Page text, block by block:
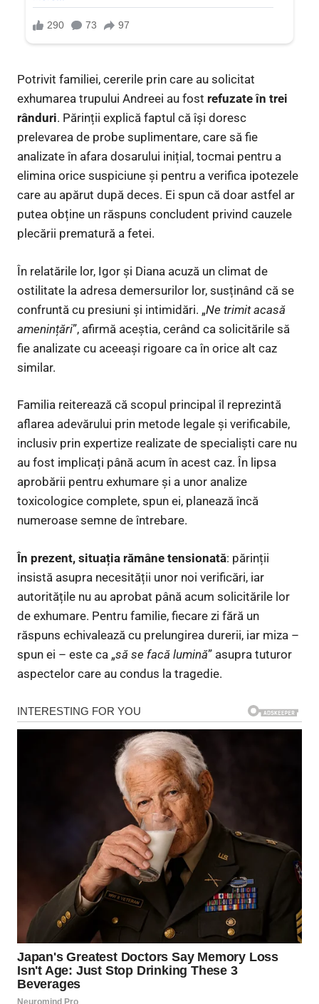
Potrivit familiei, cererile prin care au solicitat
exhumarea trupului Andreei au fost refuzate în trei
rânduri. Părinții explică faptul că își doresc
prelevarea de probe suplimentare, care să fie
analizate în afara dosarului inițial, tocmai pentru a
elimina orice suspiciune și pentru a verifica ipotezele
care au apărut după deces. Ei spun că doar astfel ar
putea obține un răspuns concludent privind cauzele
plecării prematură a fetei.
În relatările lor, Igor și Diana acuză un climat de
ostilitate la adresa demersurilor lor, susținând că se
confruntă cu presiuni și intimidări. „Ne trimit acasă
amenințări”, afirmă aceștia, cerând ca solicitările să
fie analizate cu aceeași rigoare ca în orice alt caz
similar.
Familia reiterează că scopul principal îl reprezintă
aflarea adevărului prin metode legale și verificabile,
inclusiv prin expertize realizate de specialiști care nu
au fost implicați până acum în acest caz. În lipsa
aprobării pentru exhumare și a unor analize
toxicologice complete, spun ei, planează încă
numeroase semne de întrebare.
În prezent, situația rămâne tensionată: părinții
insistă asupra necesității unor noi verificări, iar
autoritățile nu au aprobat până acum solicitările lor
de exhumare. Pentru familie, fiecare zi fără un
răspuns echivalează cu prelungirea durerii, iar miza –
spun ei – este ca „să se facă lumină” asupra tuturor
aspectelor care au condus la tragedie.